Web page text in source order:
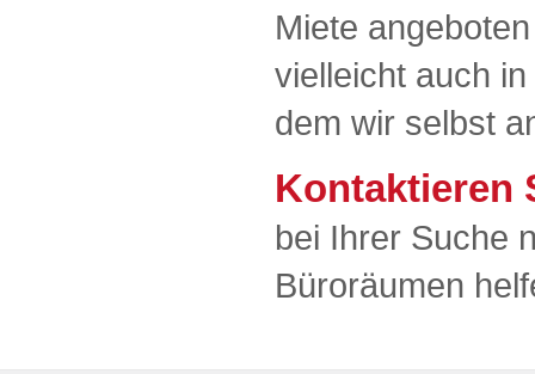
Miete
vielleicht auch
dem wir selbst
Kontaktieren
bei Ihrer Suche
Büroräumen